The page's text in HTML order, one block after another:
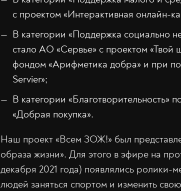
с проектом «Интерактивная онлайн-
В категории «Поддержка социально
стало АО «Сервье» с проектом «Твой
фондом «Арифметика добра» и при
Servier»;
В категории «Благотворительность»
«Добрая покупка».
Наш проект «Всем ЗОЖ!» был
образа жизни». Для этого в эфире на
декабря 2021 года) появлялись
людей заняться спортом и изменить